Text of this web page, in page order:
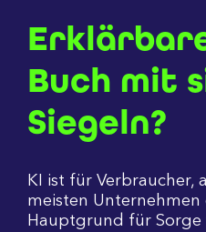
Buch mit
Siegeln?
KI ist für Verbraucher,
meisten Unternehmen
Hauptgrund für